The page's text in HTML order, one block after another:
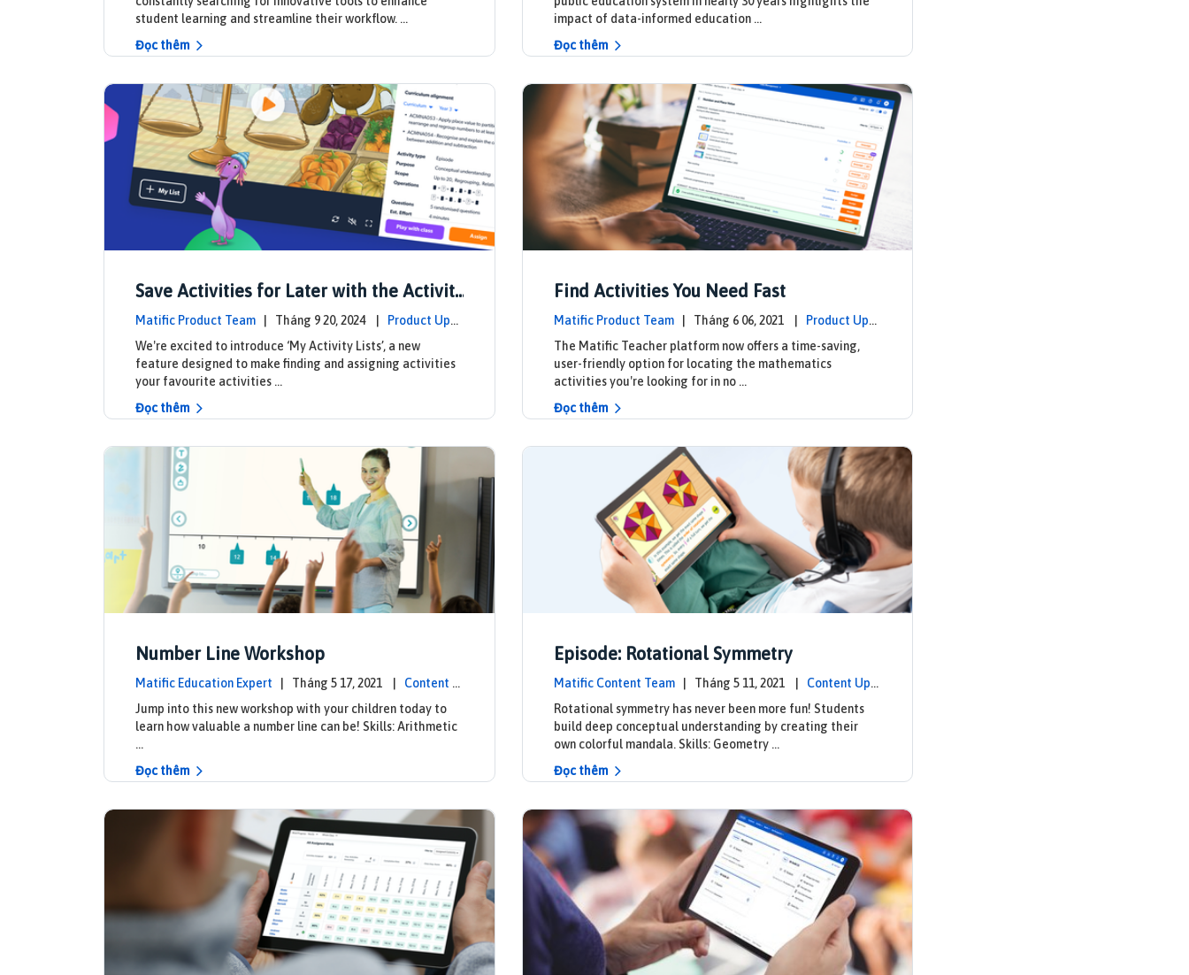
student learning and streamline their workflow. …
Đọc thêm
impact of data-informed education …
Đọc thêm
Save Activities for Later with the Activit
y Lists Feature
Matific Product Team | Tháng 9 20, 2024 |
Product Upd
We're excited to introduce ‘My Activity Lists’, a new
feature designed to make finding and assigning activities
your favourite activities …
Đọc thêm
Find Activities You Need Fast
Matific Product Team | Tháng 6 06, 2021 |
Product Upd
The Matific Teacher platform now offers a time-saving,
user-friendly option for locating the mathematics
activities you're looking for in no …
Đọc thêm
Number Line Workshop
Matific Education Expert | Tháng 5 17, 2021 | Content U
Jump into this new workshop with your children today to
learn how valuable a number line can be! Skills: Arithmetic
…
Đọc thêm
Episode: Rotational Symmetry
Matific Content Team | Tháng 5 11, 2021 | Content Upd
Rotational symmetry has never been more fun! Students
build deep conceptual understanding by creating their
own colorful mandala. Skills: Geometry …
Đọc thêm